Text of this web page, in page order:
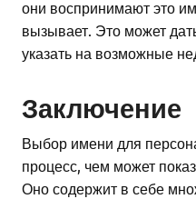
они воспринимают это
вызывает. Это может
указать на возможные
Заключение
Выбор имени для
процесс, чем может
Оно содержит в себе